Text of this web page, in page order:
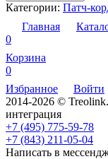
Категории: Патч-
Главная
0
Корзина
0
Избранное
Войти
2014-2026 ©
интеграция
+7 (495) 775-59-78
+7 (843) 211-05-04
Написать в